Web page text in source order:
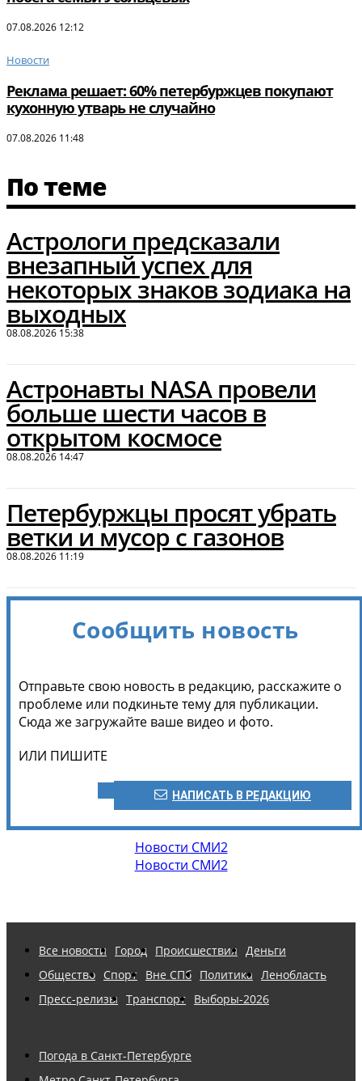
07.08.2026 12:12
Новости
Реклама решает: 60% петербуржцев покупают
кухонную утварь не случайно
07.08.2026 11:48
По теме
Астрологи предсказали
внезапный успех для
некоторых знаков зодиака на
выходных
08.08.2026 15:38
Астронавты NASA провели
больше шести часов в
открытом космосе
08.08.2026 14:47
Петербуржцы просят убрать
ветки и мусор с газонов
08.08.2026 11:19
Сообщить новость
Отправьте свою новость в редакцию, расскажите о
проблеме или подкиньте тему для публикации.
Сюда же загружайте ваше видео и фото.
ИЛИ ПИШИТЕ
НАПИСАТЬ В РЕДАКЦИЮ
Новости СМИ2
Новости СМИ2
Все новости Город Происшествия Деньги
Общество Спорт Вне СПб Политика Ленобласть
Пресс-релизы Транспорт Выборы-2026
Погода в Санкт-Петербурге